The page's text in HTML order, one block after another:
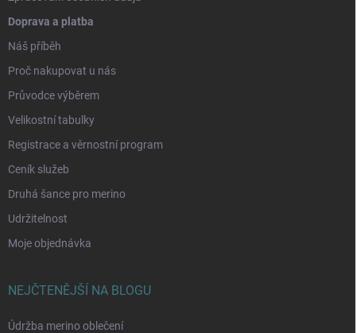
Doprava a platba
Náš příběh
Proč nakupovat u nás
Průvodce výběrem
Velikostní tabulky
Registrace a věrnostní program
Ceník služeb
Druhá šance pro merino
Udržitelnost
Moje objednávka
NEJČTENĚJŠÍ NA BLOGU
Údržba merino oblečení